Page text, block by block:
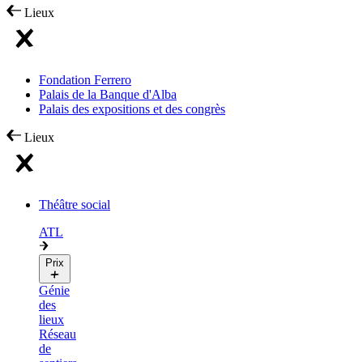
Lieux
Fondation Ferrero
Palais de la Banque d'Alba
Palais des expositions et des congrès
Lieux
Théâtre social
ATL
Prix
Génie
des
lieux
Réseau
de